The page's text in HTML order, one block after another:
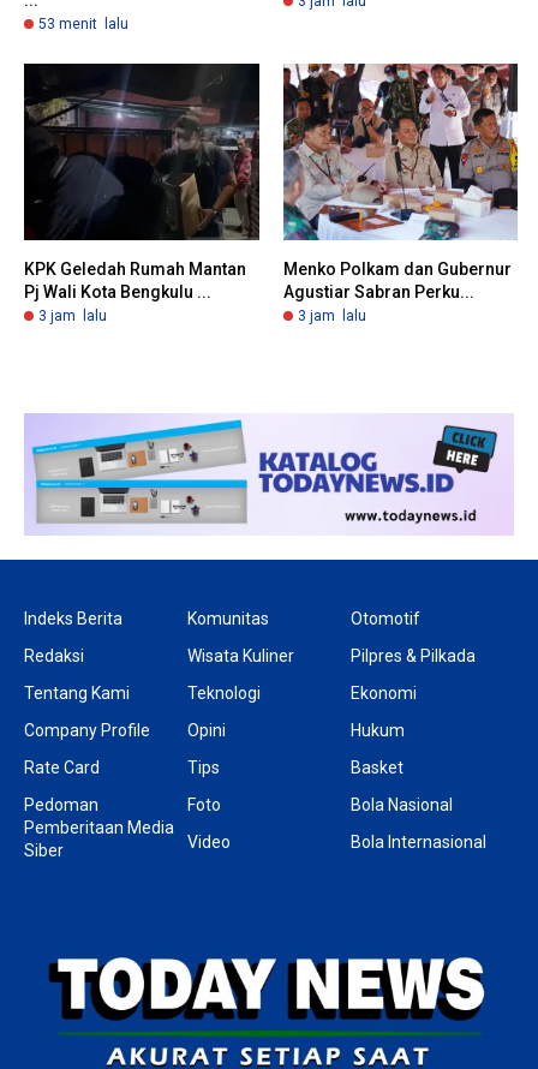
53 menit lalu
KPK Geledah Rumah Mantan
Pj Wali Kota Bengkulu ...
3 jam lalu
Menko Polkam dan Gubernur
Agustiar Sabran Perku...
3 jam lalu
Indeks Berita
Redaksi
Tentang Kami
Company Profile
Rate Card
Pedoman
Pemberitaan Media
Siber
Komunitas
Wisata Kuliner
Teknologi
Opini
Tips
Foto
Video
Otomotif
Pilpres & Pilkada
Ekonomi
Hukum
Basket
Bola Nasional
Bola Internasional